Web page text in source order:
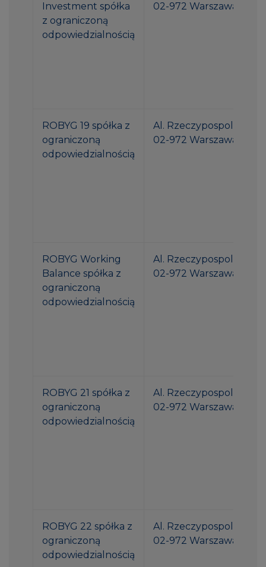
Investment spółka
z ograniczoną
odpowiedzialnością
02-972 Warszawa
ROBYG 19 spółka z
ograniczoną
odpowiedzialnością
Al. Rzeczypospolitej 1
02-972 Warszawa
ROBYG Working
Balance spółka z
ograniczoną
odpowiedzialnością
Al. Rzeczypospolitej 1
02-972 Warszawa
ROBYG 21 spółka z
ograniczoną
odpowiedzialnością
Al. Rzeczypospolitej 1
02-972 Warszawa
ROBYG 22 spółka z
ograniczoną
odpowiedzialnością
Al. Rzeczypospolitej 1
02-972 Warszawa